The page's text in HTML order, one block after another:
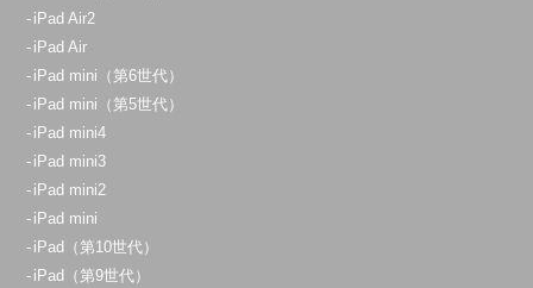
iPad Air2
iPad Air
iPad mini（第6世代）
iPad mini（第5世代）
iPad mini4
iPad mini3
iPad mini2
iPad mini
iPad（第10世代）
iPad（第9世代）